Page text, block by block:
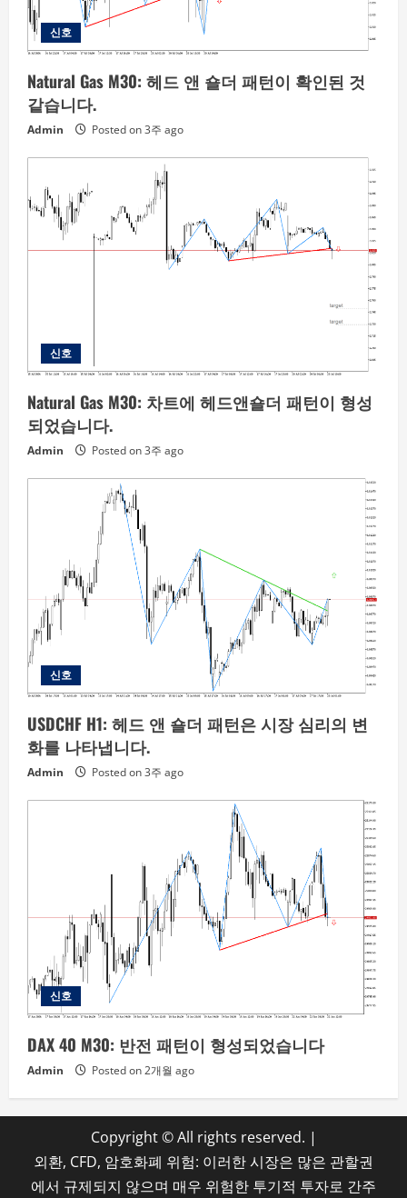
신호
Natural Gas M30: 헤드 앤 숄더 패턴이 확인된 것
같습니다.
Admin Posted on 3주 ago
신호
Natural Gas M30: 차트에 헤드앤숄더 패턴이 형성
되었습니다.
Admin Posted on 3주 ago
신호
USDCHF H1: 헤드 앤 숄더 패턴은 시장 심리의 변
화를 나타냅니다.
Admin Posted on 3주 ago
신호
DAX 40 M30: 반전 패턴이 형성되었습니다
Admin Posted on 2개월 ago
Copyright © All rights reserved. |
외환, CFD, 암호화폐 위험: 이러한 시장은 많은 관할권
에서 규제되지 않으며 매우 위험한 투기적 투자로 간주